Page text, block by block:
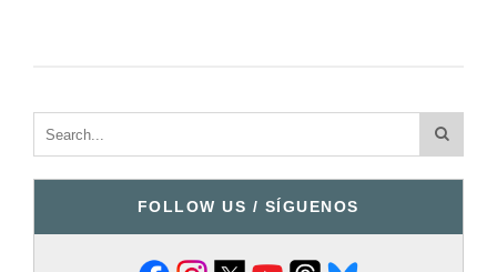
FOLLOW US / SÍGUENOS